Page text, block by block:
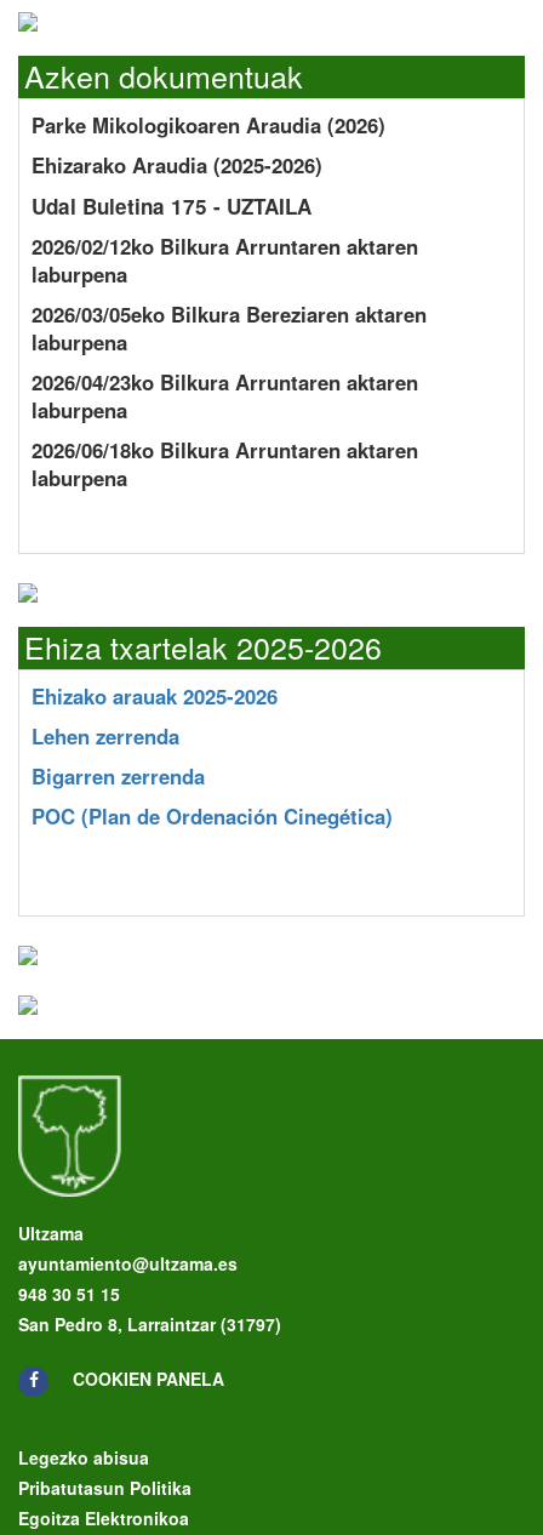
Azken dokumentuak
Parke Mikologikoaren Araudia (2026)
Ehizarako Araudia (2025-2026)
Udal Buletina 175 - UZTAILA
2026/02/12ko Bilkura Arruntaren aktaren
laburpena
2026/03/05eko Bilkura Bereziaren aktaren
laburpena
2026/04/23ko Bilkura Arruntaren aktaren
laburpena
2026/06/18ko Bilkura Arruntaren aktaren
laburpena
Ehiza txartelak 2025-2026
Ehizako arauak 2025-2026
Lehen zerrenda
Bigarren zerrenda
POC (Plan de Ordenación Cinegética)
Ultzama
ayuntamiento@ultzama.es
948 30 51 15
San Pedro 8, Larraintzar (31797)
COOKIEN PANELA
Legezko abisua
Pribatutasun Politika
Egoitza Elektronikoa